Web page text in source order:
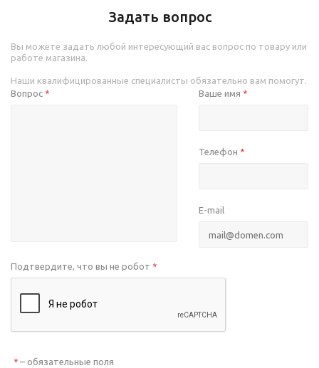
Задать вопрос
Вы можете задать любой интересующий вас вопрос по товару или
работе магазина.
Наши квалифицированные специалисты обязательно вам помогут.
Вопрос * Ваше имя *
Телефон *
E-mail
Подтвердите, что вы не робот *
* – обязательные поля